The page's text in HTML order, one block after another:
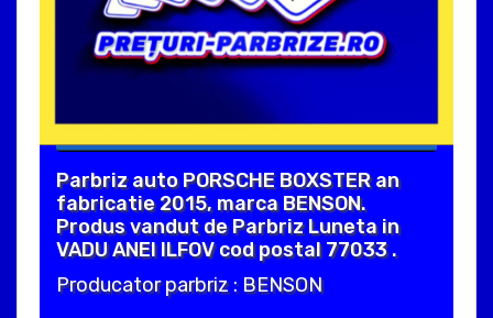
Parbriz auto PORSCHE BOXSTER an
fabricatie 2015, marca BENSON.
Produs vandut de Parbriz Luneta in
VADU ANEI ILFOV cod postal 77033 .
Producator parbriz : BENSON